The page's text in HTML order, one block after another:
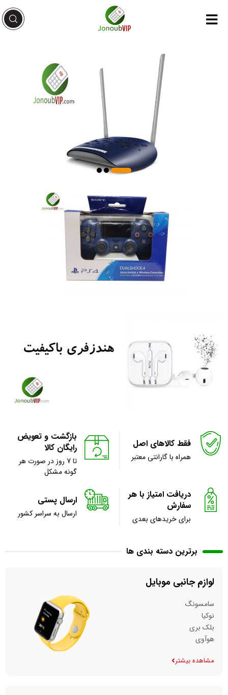
فقط کالاهای اصل
همراه با گارانتی معتبر
بازگشت و تعویض
رایگان کالا
تا 7 روز در صورت هر
گونه مشکل
دریافت امتیاز با هر
سفارش
برای خریدهای بعدی
ارسال پستی
ارسال به سراسر کشور
برترین دسته بندی ها
لوازم جانبی موبایل
سامسونگ
نوکیا
بلک بری
هوآوی
مشاهده بیشتر